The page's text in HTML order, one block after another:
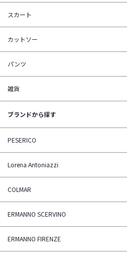
スカート
カットソー
パンツ
雑貨
ブランドから探す
PESERICO
Lorena Antoniazzi
COLMAR
ERMANNO SCERVINO
ERMANNO FIRENZE